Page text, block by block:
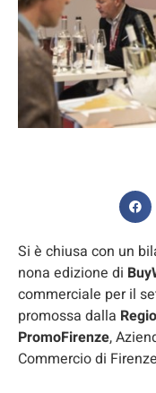
Si è chiusa con un
nona edizione di
commerciale per il
promossa dalla
PromoFirenze,
Commercio di